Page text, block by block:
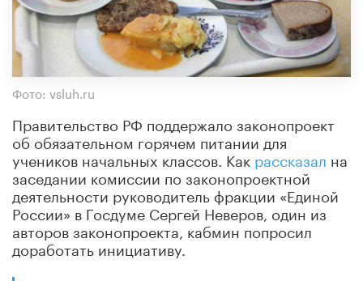
Фото: vsluh.ru
Правительство РФ поддержало законопроект
об обязательном горячем питании для
учеников начальных классов. Как рассказал на
заседании комиссии по законопроектной
деятельности руководитель фракции «Единой
России» в Госдуме Сергей Неверов, один из
авторов законопроекта, кабмин попросил
доработать инициативу.